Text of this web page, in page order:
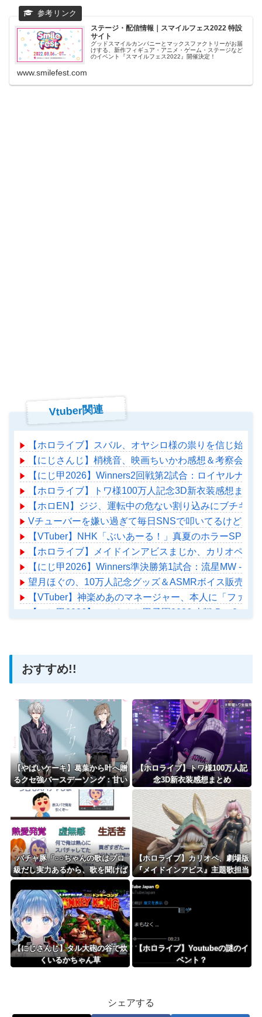
ステージ・配信情報｜スマイルフェス2022 特設
サイト
グッドスマイルカンパニーとマックスファクトリーがお届
けする、新作フィギュア・アニメ・ゲーム・ステージなど
のイベント『スマイルフェス2022』開催決定！
www.smilefest.com
Vtuber関連
【ホロライブ】スバル、オヤシロ様の祟りを信じ始める
【にじさんじ】梢桃音、映画ちいかわ感想＆考察会＆
【にじ甲2026】Winners2回戦第2試合：ロイヤルナイ
【ホロライブ】トワ様100万人記念3D新衣装感想まとめ
【ホロEN】ジジ、運転中の危ない割り込みにブチギ
Vチューバーを嫌い過ぎて毎日SNSで叩いてるけど質
【VTuber】NHK「ぶいあーる！」真夏のホラーSPに
【ホロライブ】メイドインアビスまじか、カリオペす
【にじ甲2026】Winners準決勝第1試合：流星MW - 麒
望月ほぐの、10万人記念グッズ＆ASMRボイス販売
【VTuber】神楽めあのマネージャー、本人に「ファ
【にじ甲2026】にじさんじ甲子園2026 本戦 Day2スタ
おすすめ!!
【やばいケーキ】葛葉から叶へ贈
るクセ強バースデーソング：甘い
よりは美味いヤヴァイケーキ
【ホロライブ】トワ様100万人記
念3D新衣装感想まとめ
バチャ豚「○○ちゃんの歌はプロ
級だし実力あるから、歌を聞けば
アンチも黙るよ」←これ
【ホロライブ】カリオペ、劇場版
『メイドインアビス』主題歌担当
に！！！
【にじさんじ】タル大砲の谷で炊
くいるかちゃん草
【ホロライブ】Youtubeの謎のイ
ベント？
シェアする